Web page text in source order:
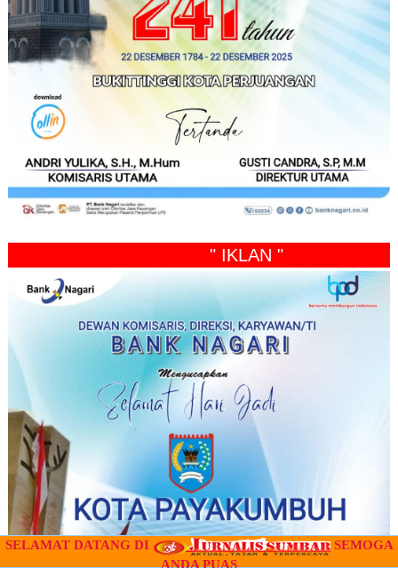
" IKLAN "
SELAMAT DATANG DI
SEMOGA
ANDA PUAS